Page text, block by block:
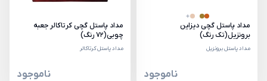
مداد پاستل گچی دیزاین
برونزیل(تک رنگ)
مداد پاستل برونزیل
ناموجود
مداد پاستل گچی کرتاکالر جعبه
چوبی(72 رنگ)
مداد پاستل کرتاکالر
ناموجود